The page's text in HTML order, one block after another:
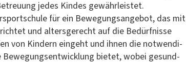
jedes Kindes gewährleistet.
für ein Bewe­gungsange­bot, das mit
und alters­gerecht auf die Bedürfnisse
von Kindern einge­ht und ihnen die notwendi­
Bewe­gungsen­twick­lung bietet, wobei gesund­